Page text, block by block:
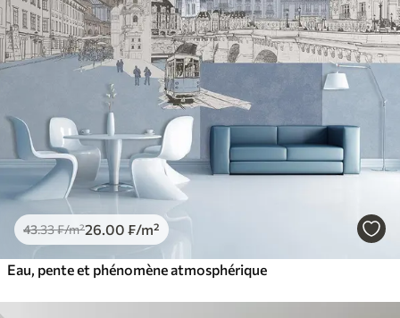
43.33₣/m²26.00 ₣/m²
Eau, pente et phénomène atmosphérique